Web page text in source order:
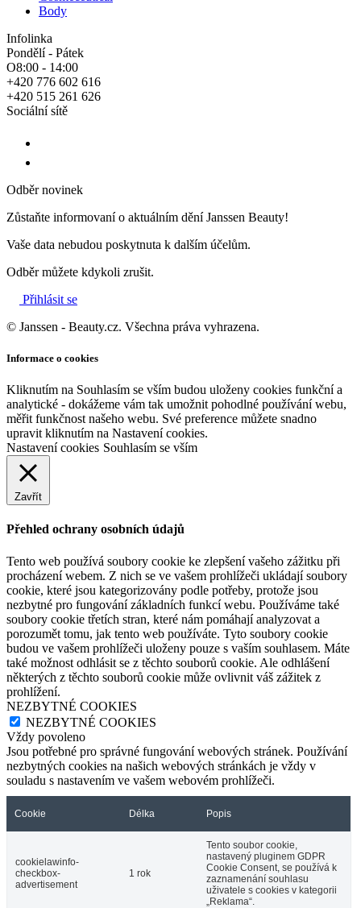
Body
Infolinka
Pondělí - Pátek
O8:00 - 14:00
+420 776 602 616
+420 515 261 626
Sociální sítě
Odběr novinek
Zůstaňte informovaní o aktuálním dění Janssen Beauty!
Vaše data nebudou poskytnuta k dalším účelům.
Odběr můžete kdykoli zrušit.
Přihlásit se
© Janssen - Beauty.cz. Všechna práva vyhrazena.
Informace o cookies
Kliknutím na Souhlasím se vším budou uloženy cookies funkční a
analytické - dokážeme vám tak umožnit pohodlné používání webu,
měřit funkčnost našeho webu. Své preference můžete snadno
upravit kliknutím na Nastavení cookies.
Nastavení cookies Souhlasím se vším
Zavřít
Přehled ochrany osobních údajů
Tento web používá soubory cookie ke zlepšení vašeho zážitku při
procházení webem. Z nich se ve vašem prohlížeči ukládají soubory
cookie, které jsou kategorizovány podle potřeby, protože jsou
nezbytné pro fungování základních funkcí webu. Používáme také
soubory cookie třetích stran, které nám pomáhají analyzovat a
porozumět tomu, jak tento web používáte. Tyto soubory cookie
budou ve vašem prohlížeči uloženy pouze s vaším souhlasem. Máte
také možnost odhlásit se z těchto souborů cookie. Ale odhlášení
některých z těchto souborů cookie může ovlivnit váš zážitek z
prohlížení.
NEZBYTNÉ COOKIES
NEZBYTNÉ COOKIES
Vždy povoleno
Jsou potřebné pro správné fungování webových stránek. Používání
nezbytných cookies na našich webových stránkách je vždy v
souladu s nastavením ve vašem webovém prohlížeči.
Cookie Délka Popis
cookielawinfo-
checkbox-
advertisement
1 rok
Tento soubor cookie,
nastavený pluginem GDPR
Cookie Consent, se používá k
zaznamenání souhlasu
uživatele s cookies v kategorii
„Reklama“.